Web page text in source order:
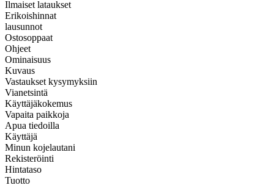
Ilmaiset lataukset
Erikoishinnat
lausunnot
Ostosoppaat
Ohjeet
Ominaisuus
Kuvaus
Vastaukset kysymyksiin
Vianetsintä
Käyttäjäkokemus
Vapaita paikkoja
Apua tiedoilla
Käyttäjä
Minun kojelautani
Rekisteröinti
Hintataso
Tuotto